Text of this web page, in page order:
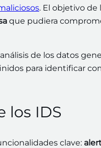
. El objetivo de
que pudiera
de los datos
para identificar
los IDS
clave: